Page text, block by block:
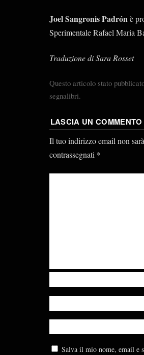
Joel Sangronis Padrón è
Sperimentale Rafael Maria
Traduzione di Sara Rosset
Questo articolo stato
segnalibri.
LASCIA UN COMMENTO
Il tuo indirizzo email non
contrassegnati *
Salva il mio nome, email e